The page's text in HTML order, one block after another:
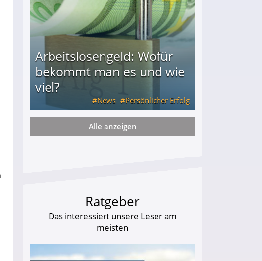
Arbeitslosengeld: Wofür
bekommt man es und wie
viel?
News Persönlicher Erfolg
es und wie viel?
Alle anzeigen
Ratgeber
Das interessiert unsere Leser am
meisten